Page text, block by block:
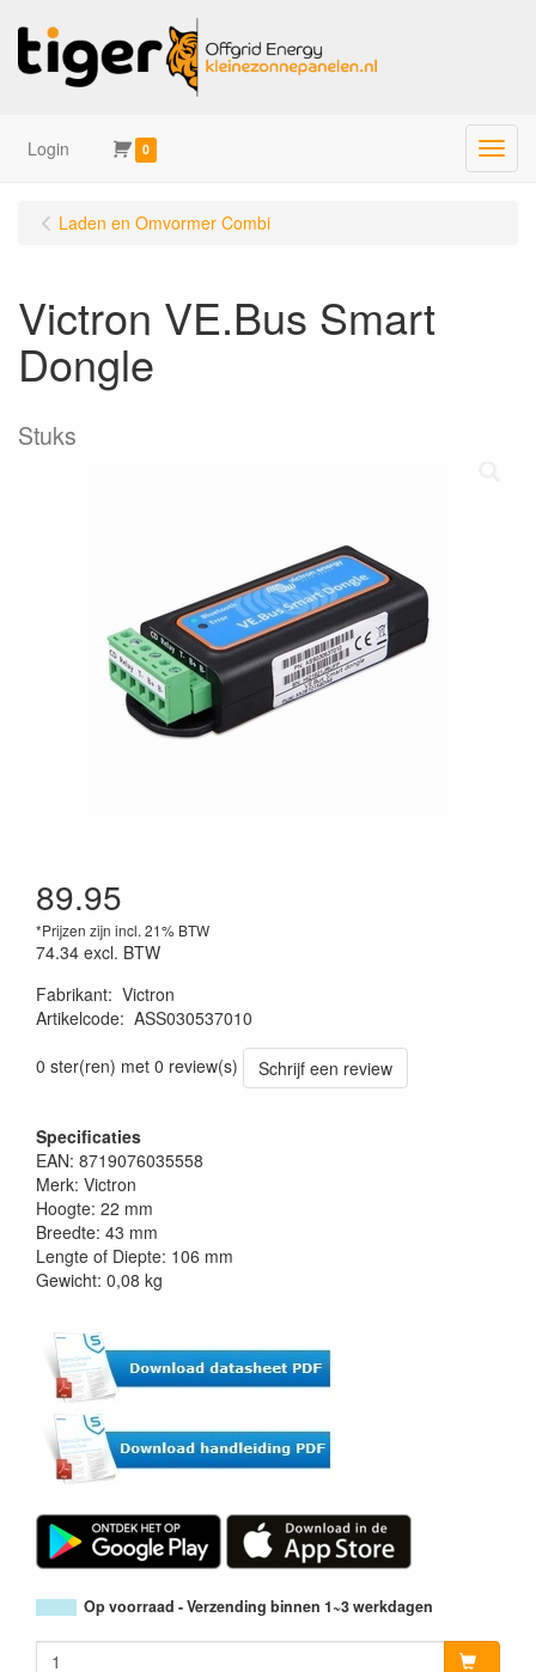
Login 0 Menu
Laden en Omvormer Combi
Victron VE.Bus Smart
Dongle
Stuks
89.95
*Prijzen zijn incl. 21% BTW
74.34 excl. BTW
Fabrikant: Victron
Artikelcode: ASS030537010
0 ster(ren) met 0 review(s)
Schrijf een review
Specificaties
EAN: 8719076035558
Merk: Victron
Hoogte: 22 mm
Breedte: 43 mm
Lengte of Diepte: 106 mm
Gewicht: 0,08 kg
Op voorraad - Verzending binnen 1~3 werkdagen